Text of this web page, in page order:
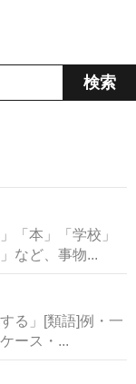
「本」「学校」
など、事物...
る」[類語]例・一
ース・...